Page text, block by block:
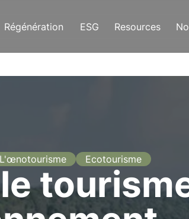
Régénération ESG Resources
L'œnotourisme Ecotourisme